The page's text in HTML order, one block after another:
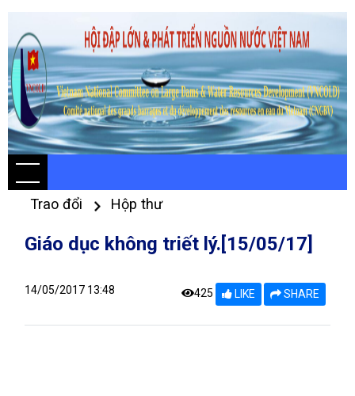
Trao đổi Hộp thư
Giáo dục không triết lý.[15/05/17]
14/05/2017 13:48 425 LIKE SHARE